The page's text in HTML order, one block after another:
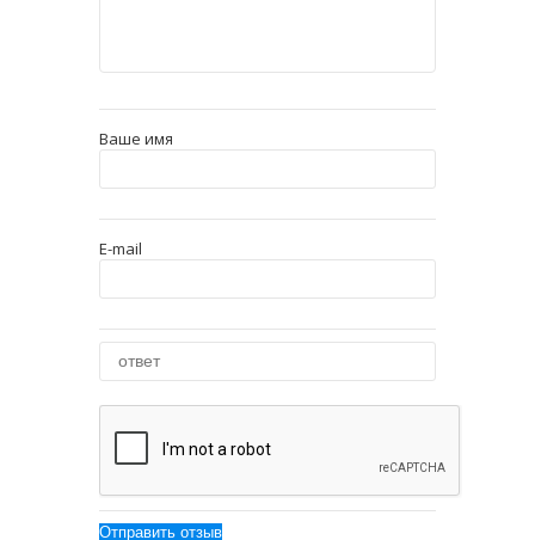
Ваше имя
E-mail